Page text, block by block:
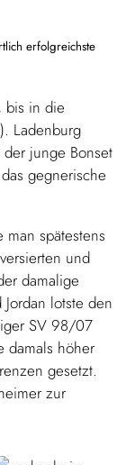
erfolgreichste
bis in die
Ladenburg
junge Bonset
gegnerische
spätestens
und
damalige
lotste den
SV 98/07
damals höher
gesetzt.
zur